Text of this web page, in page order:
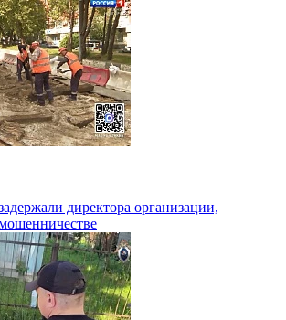
директора организации,